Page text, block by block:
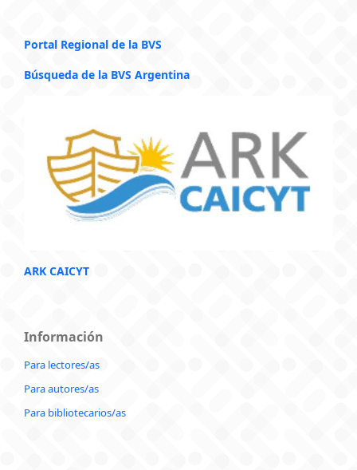
Portal Regional de la BVS
Búsqueda de la BVS Argentina
ARK CAICYT
Información
Para lectores/as
Para autores/as
Para bibliotecarios/as